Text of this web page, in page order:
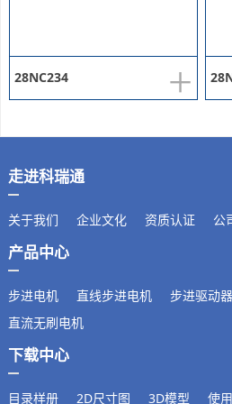
+
28NC234
走进科瑞通
关于我们 企业文化 资质认证 公
产品中心
步进电机 直线步进电机 步进驱动器
直流无刷电机
下载中心
目录样册 2D尺寸图 3D模型 使